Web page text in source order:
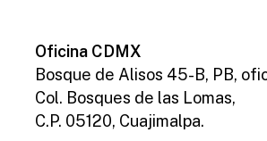
Oficina CDMX
Bosque de Alisos 45-B, PB,
Col. Bosques de las Lomas,
C.P. 05120, Cuajimalpa.